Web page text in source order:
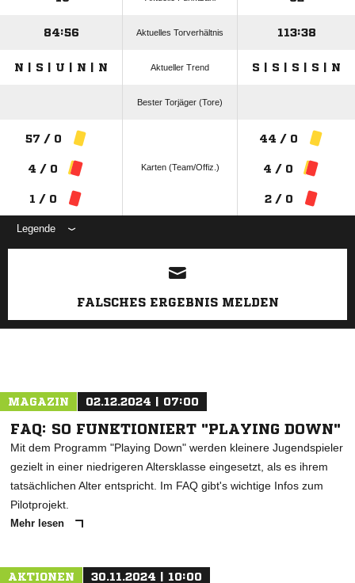
84:56 Aktuelles Torverhältnis 113:38
N | S | U | N | N Aktueller Trend S | S | S | S | N
Bester Torjäger (Tore)
57 / 0
4 / 0
1 / 0
Karten (Team/Offiz.)
44 / 0
4 / 0
2 / 0
Legende
ANZEIGE
FALSCHES ERGEBNIS MELDEN
MAGAZIN 02.12.2024 | 07:00
FAQ: SO FUNKTIONIERT "PLAYING DOWN"
Mit dem Programm "Playing Down" werden kleinere Jugendspieler
gezielt in einer niedrigeren Altersklasse eingesetzt, als es ihrem
tatsächlichen Alter entspricht. Im FAQ gibt's wichtige Infos zum
Pilotprojekt.
Mehr lesen
AKTIONEN 30.11.2024 | 10:00